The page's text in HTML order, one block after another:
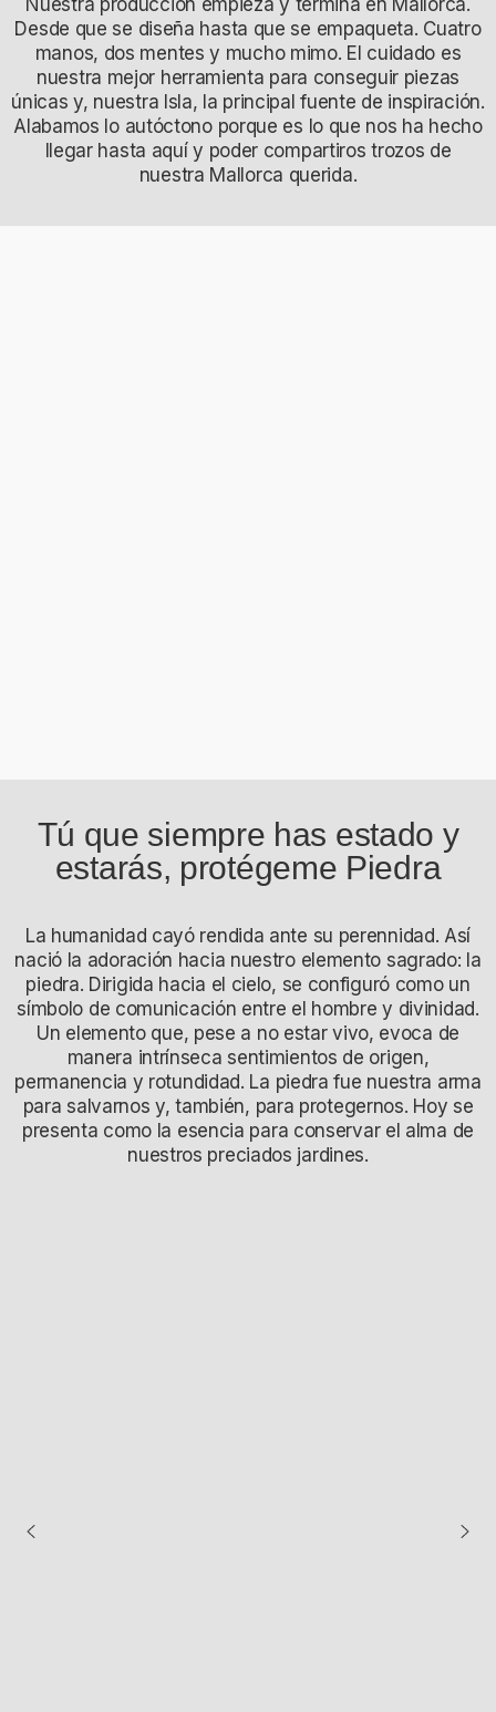
Desde que se diseña hasta que se empaqueta. Cuatro
manos, dos mentes y mucho mimo. El cuidado es
nuestra mejor herramienta para conseguir piezas
únicas y, nuestra Isla, la principal fuente de inspiración.
Alabamos lo autóctono porque es lo que nos ha hecho
llegar hasta aquí y poder compartiros trozos de
nuestra Mallorca querida.
Tú que siempre has estado y
estarás, protégeme Piedra
La humanidad cayó rendida ante su perennidad. Así
nació la adoración hacia nuestro elemento sagrado: la
piedra. Dirigida hacia el cielo, se configuró como un
símbolo de comunicación entre el hombre y divinidad.
Un elemento que, pese a no estar vivo, evoca de
manera intrínseca sentimientos de origen,
permanencia y rotundidad. La piedra fue nuestra arma
para salvarnos y, también, para protegernos. Hoy se
presenta como la esencia para conservar el alma de
nuestros preciados jardines.